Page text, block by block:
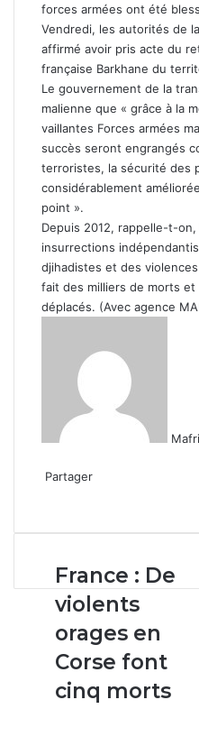
forces armées ont été
Vendredi, les autorités de
affirmé avoir pris acte du
française Barkhane du
Le gouvernement de la
malienne que « grâce à la
vaillantes Forces armées
succès seront engrangés
terroristes, la sécurité des
considérablement
point ».
Depuis 2012, rappelle-t-
insurrections
djihadistes et des
fait des milliers de morts
déplacés. (Avec agence
Partager
email
France :
De
violents
orages
en
Corse
font
cinq
France : De
violents
orages en
Corse font
cinq morts